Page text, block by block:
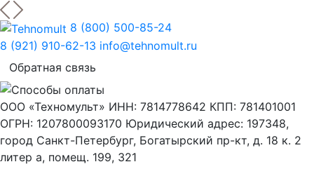
8 (800) 500-85-24
8 (921) 910-62-13 info@tehnomult.ru
Обратная связь
ООО «Техномульт» ИНН: 7814778642 КПП: 781401001
ОГРН: 1207800093170 Юридический адрес: 197348,
город Санкт-Петербург, Богатырский пр-кт, д. 18 к. 2
литер а, помещ. 199, 321